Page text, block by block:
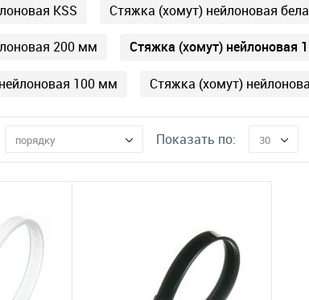
KSS Стяжка (хомут) нейлоновая
200 мм Стяжка (хомут) нейлоновая
100 мм Стяжка (хомут)
порядку Показать по: 30